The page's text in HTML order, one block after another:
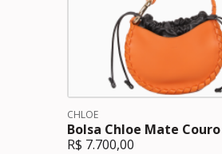
CHLOE
Bolsa Chloe Mate
R$ 7.700,00